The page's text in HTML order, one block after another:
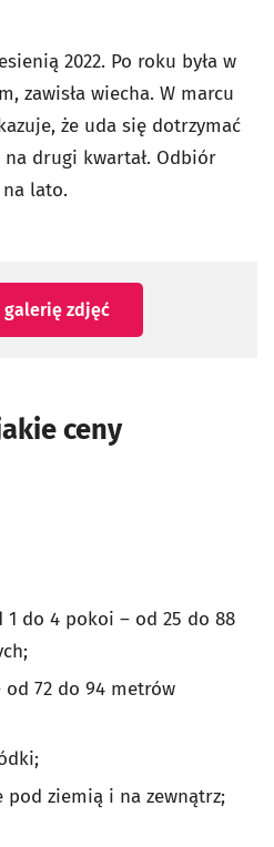
2022. Po roku była w
zawisła wiecha. W marcu
że uda się dotrzymać
drugi kwartał. Odbiór
lato.
galerię zdjęć
ceny
1 do 4 pokoi – od 25 do 88
od 72 do 94 metrów
pod ziemią i na zewnątrz;